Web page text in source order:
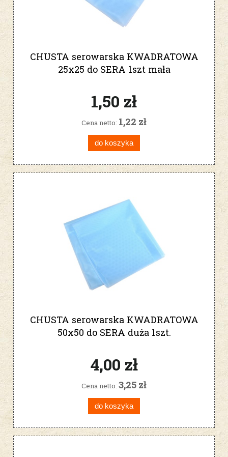
CHUSTA serowarska KWADRATOWA
25x25 do SERA 1szt mała
1,50 zł
Cena netto: 1,22 zł
do koszyka
CHUSTA serowarska KWADRATOWA
50x50 do SERA duża 1szt.
4,00 zł
Cena netto: 3,25 zł
do koszyka